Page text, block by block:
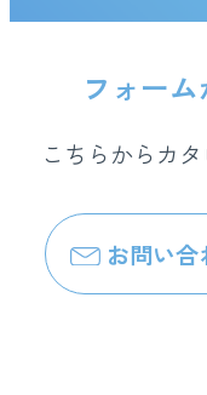
フォー
こちらからカ
お問い